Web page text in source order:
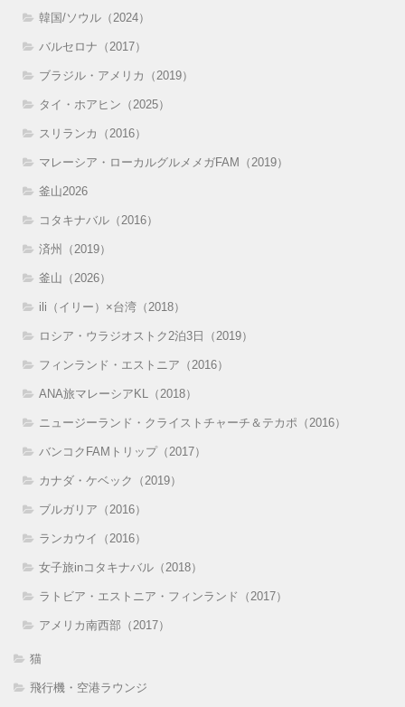
韓国/ソウル（2024）
バルセロナ（2017）
ブラジル・アメリカ（2019）
タイ・ホアヒン（2025）
スリランカ（2016）
マレーシア・ローカルグルメメガFAM（2019）
釜山2026
コタキナバル（2016）
済州（2019）
釜山（2026）
ili（イリー）×台湾（2018）
ロシア・ウラジオストク2泊3日（2019）
フィンランド・エストニア（2016）
ANA旅マレーシアKL（2018）
ニュージーランド・クライストチャーチ＆テカポ（2016）
バンコクFAMトリップ（2017）
カナダ・ケベック（2019）
ブルガリア（2016）
ランカウイ（2016）
女子旅inコタキナバル（2018）
ラトビア・エストニア・フィンランド（2017）
アメリカ南西部（2017）
猫
飛行機・空港ラウンジ